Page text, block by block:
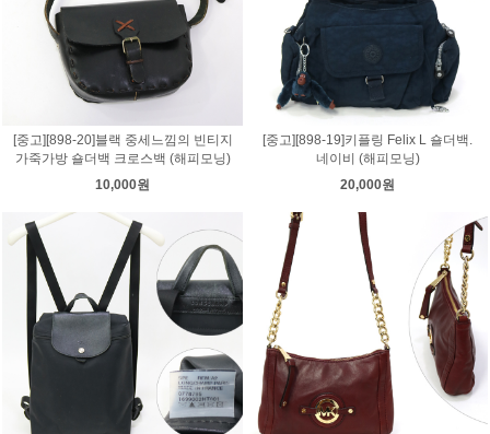
[중고][898-20]블랙 중세느낌의 빈티지
가죽가방 숄더백 크로스백 (해피모닝)
10,000원
[중고][898-19]키플링 Felix L 숄더백.
네이비 (해피모닝)
20,000원